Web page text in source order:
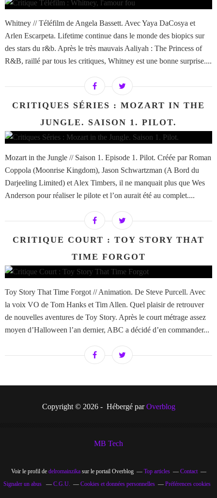
Whitney // Téléfilm de Angela Bassett. Avec Yaya DaCosya et
Arlen Escarpeta. Lifetime continue dans le monde des biopics sur
des stars du r&b. Après le très mauvais Aaliyah : The Princess of
R&B, raillé par tous les critiques, Whitney est une bonne surprise....
CRITIQUES SÉRIES : MOZART IN THE
JUNGLE. SAISON 1. PILOT.
Mozart in the Jungle // Saison 1. Episode 1. Pilot. Créée par Roman
Coppola (Moonrise Kingdom), Jason Schwartzman (A Bord du
Darjeeling Limited) et Alex Timbers, il ne manquait plus que Wes
Anderson pour réaliser le pilote et l’on aurait été au complet....
CRITIQUE COURT : TOY STORY THAT
TIME FORGOT
Toy Story That Time Forgot // Animation. De Steve Purcell. Avec
la voix VO de Tom Hanks et Tim Allen. Quel plaisir de retrouver
de nouvelles aventures de Toy Story. Après le court métrage assez
moyen d’Halloween l’an dernier, ABC a décidé d’en commander...
Copyright © 2026 - Hébergé parOverblog
MB Tech
Voir le profil de delromainzikasur le portail Overblog Top articles
Contact
Signaler un abus
C.G.U. Cookies et données personnelles Préférences cookies